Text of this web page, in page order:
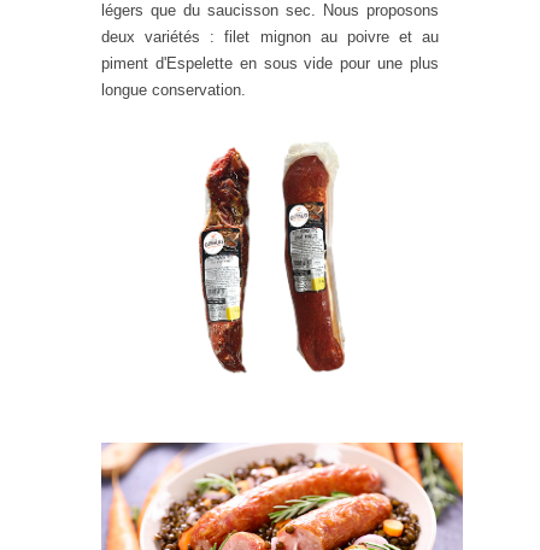
légers que du saucisson sec. Nous proposons
deux variétés : filet mignon au poivre et au
piment d'Espelette en sous vide pour une plus
longue conservation.